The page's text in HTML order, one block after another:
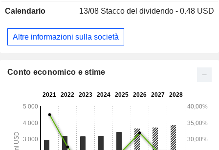
investment banking, prestiti immobiliari commerciali, servizi
servizi bancari per le piccole imprese commerciali
comprendono prestiti e leasing commerciali, industriali e per
capitali e l'investment banking comprendono sindacati di
Calendario 13/08 Stacco del dividendo - 0.48 USD
Altre informazioni sulla società
Conto economico e stime